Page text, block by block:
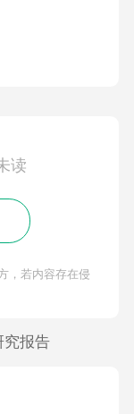
读
，若内容存在侵
究报告